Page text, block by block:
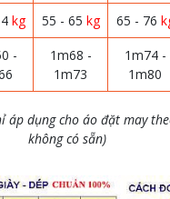
kg 55 - 65 kg 65 - 76
-
1m68 -
1m73
1m74 -
1m80
áp dụng cho áo đặt may
không có sẵn)